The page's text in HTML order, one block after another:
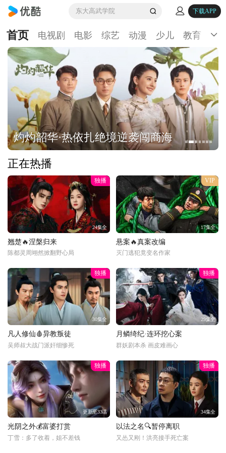
东大高武学院 下载APP
首页 电视剧 电影 综艺 动漫 少儿 教育 生
灼灼韶华·热依扎绝境逆袭闯商海
正在热播
独播
24集全
翘楚🔥涅槃归来
陈都灵周翊然掀翻野心局
VIP
17集全
悬案🔥真案改编
灭门逃犯竟变名作家
独播
30集全
凡人修仙🩸异教叛徒
吴师叔大战门派奸细惨死
独播
29集全
月鳞绮纪·连环挖心案
群妖剧本杀 画皮难画心
独播
更新至33话
光阴之外💰富婆打赏
丁雪：多了收着，姐不差钱
独播
34集全
以法之名🔍暂停离职
又怂又刚！洪亮接手死亡案